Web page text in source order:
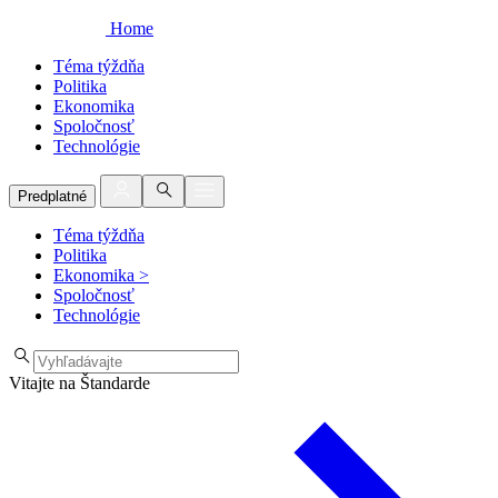
Home
Téma týždňa
Politika
Ekonomika
Spoločnosť
Technológie
Predplatné
Téma týždňa
Politika
Ekonomika >
Spoločnosť
Technológie
Vitajte na Štandarde